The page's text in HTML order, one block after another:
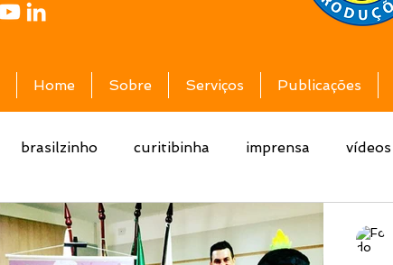
Home Sobre Serviços Publicações
brasilzinho curitibinha imprensa vídeos